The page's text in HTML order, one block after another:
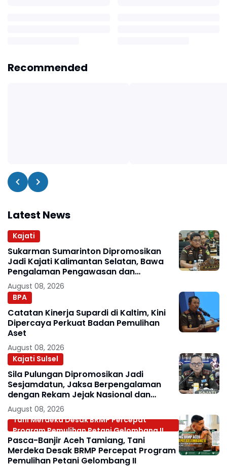
Recommended
Latest News
Kajati
Sukarman Sumarinton Dipromosikan
Jadi Kajati Kalimantan Selatan, Bawa
Pengalaman Pengawasan dan
Kepemimpinan
August 08, 2026
BPA
Catatan Kinerja Supardi di Kaltim, Kini
Dipercaya Perkuat Badan Pemulihan
Aset
August 08, 2026
Kajati Sulsel
Sila Pulungan Dipromosikan Jadi
Sesjamdatun, Jaksa Berpengalaman
dengan Rekam Jejak Nasional dan
Internasional
August 08, 2026
Tani Merdeka Desak BRMP Percepat
Program Pemulihan Petani Gelombang II
Pasca-Banjir Aceh Tamiang, Tani
Merdeka Desak BRMP Percepat Program
Pemulihan Petani Gelombang II